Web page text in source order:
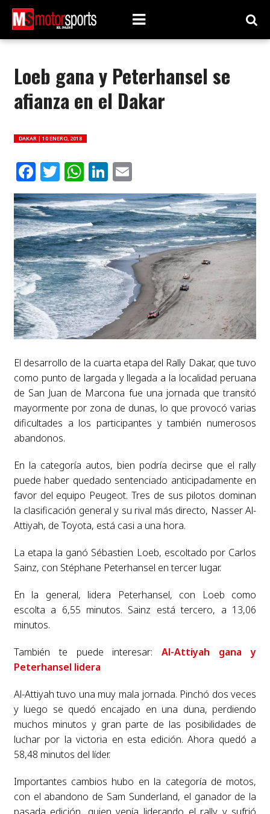
Loeb gana y Peterhansel se
afianza en el Dakar
DAKAR | 10 ENERO, 2018
Facebook
Twitter
WhatsApp
LinkedIn
Email
El desarrollo de la cuarta etapa del Rally Dakar, que tuvo
como punto de largada y llegada a la localidad peruana
de San Juan de Marcona fue una jornada que transitó
mayormente por zona de dunas, lo que provocó varias
dificultades a los participantes y también numerosos
abandonos.
En la categoría autos, bien podría decirse que el rally
puede haber quedado sentenciado anticipadamente en
favor del equipo Peugeot. Tres de sus pilotos dominan
la clasificación general y su rival más directo, Nasser Al-
Attiyah, de Toyota, está casi a una hora.
La etapa la ganó Sébastien Loeb, escoltado por Carlos
Sainz, con Stéphane Peterhansel en tercer lugar.
En la general, lidera Peterhansel, con Loeb como
escolta a 6,55 minutos. Sainz está tercero, a 13,06
minutos.
También te puede interesar:Al-Attiyah gana y
Peterhansel lidera
Al-Attiyah tuvo una muy mala jornada. Pinchó dos veces
y luego se quedó encajado en una duna, perdiendo
muchos minutos y gran parte de las posibilidades de
luchar por la victoria en esta edición. Ahora quedó a
58,48 minutos del líder.
Importantes cambios hubo en la categoría de motos,
con el abandono de Sam Sunderland, el ganador de la
pasada edición, quien venía liderando el rally y sufrió